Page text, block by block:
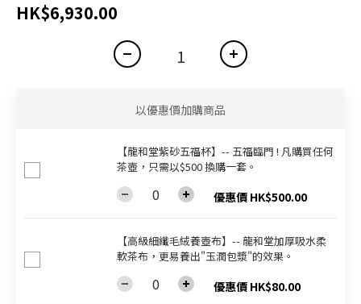
HK$6,930.00
以優惠價加購商品
【龍和堂紫砂五福杯‬】-- 五福臨門 ! 凡購買任何
茶壺，只需以$500 換購一套。
優惠價 HK$500.00
【高級細纖毛絨養壺布】-- 龍和堂加厚吸水柔
軟茶布，更易養出"玉潤包漿"的效果。
優惠價 HK$80.00